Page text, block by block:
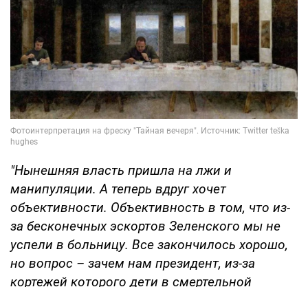
"Нынешняя власть пришла на лжи и
манипуляции. А теперь вдруг хочет
объективности. Объективность в том, что из-
за бесконечных эскортов Зеленского мы не
успели в больницу. Все закончилось хорошо,
но вопрос – зачем нам президент, из-за
кортежей которого дети в смертельной